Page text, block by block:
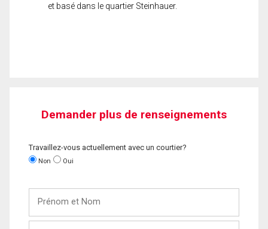
et basé dans le quartier Steinhauer.
Demander plus de renseignements
Travaillez-vous actuellement avec un courtier?
Non Oui
Nom